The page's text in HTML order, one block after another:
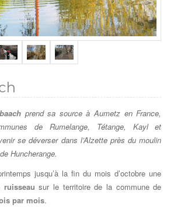
prend sa source à Aumetz en France,
de Rumelange, Tétange, Kayl et
se déverser dans l’Alzette près du moulin
Huncherange.
jusqu’à la fin du mois d’octobre une
sur le territoire de la commune de
par mois.